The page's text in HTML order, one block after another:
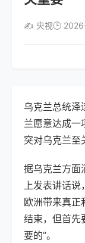
✍️ 央视🕒
乌克兰总统泽
兰愿意达成一
突对乌克兰至
据乌克兰方面
上发表讲话说
欧洲带来真正
结束，但首先
要的”。